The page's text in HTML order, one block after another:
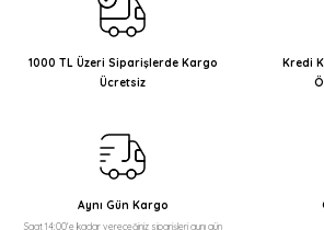
Ürün resmi kalitesiz, bozuk veya
Ürün açıklamasında eksik bilgiler bulunuyor.
Ürün bilgilerinde hatalar bulunuyor.
Bu ürüne benzer farklı alternatifler olmalı.
1000 TL Üzeri Siparişlerde Kargo
Ücretsiz
Kredi
Aynı Gün Kargo
Saat 14:00'e kadar vereceğiniz siparişleri aynı gün